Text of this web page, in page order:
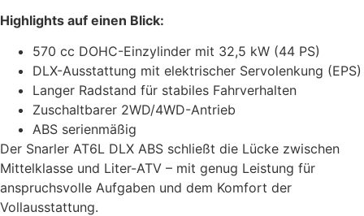
Highlights auf einen Blick:
570 cc DOHC-Einzylinder mit 32,5 kW (44 PS)
DLX-Ausstattung mit elektrischer Servolenkung (EPS)
Langer Radstand für stabiles Fahrverhalten
Zuschaltbarer 2WD/4WD-Antrieb
ABS serienmäßig
Der Snarler AT6L DLX ABS schließt die Lücke zwischen
Mittelklasse und Liter-ATV – mit genug Leistung für
anspruchsvolle Aufgaben und dem Komfort der
Vollausstattung.